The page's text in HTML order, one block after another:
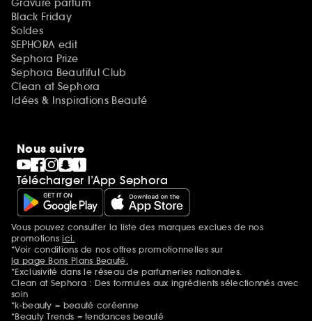
Black Friday
Soldes
SEPHORA edit
Sephora Prize
Sephora Beautiful Club
Clean at Sephora
Idées & Inspirations Beauté
Nous suivre
Télécharger l’App Sephora
Mentions additionnelles
Vous pouvez consulter la liste des marques exclues de nos
promotionsici.
*Voir conditions de nos offres promotionnelles sur
la page Bons Plans Beauté.
*Exclusivité dans le réseau de parfumeries nationales.
Clean at Sephora : Des formules aux ingrédients sélectionnés avec
soin
*k-beauty = beauté coréenne
*Beauty Trends = tendances beauté